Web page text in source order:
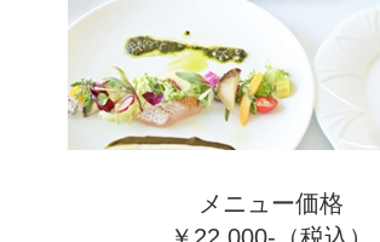
メニュー価格